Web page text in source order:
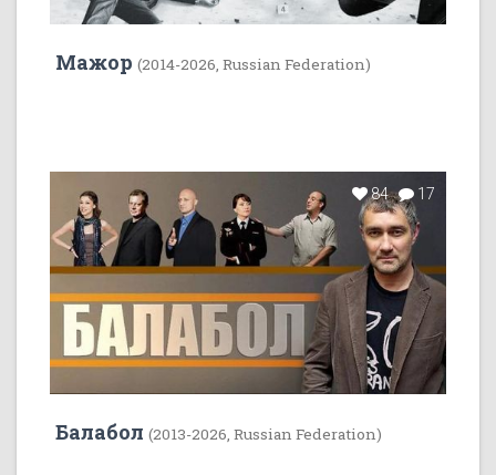
Мажор (2014-2026, Russian Federation)
84 17
Балабол (2013-2026, Russian Federation)